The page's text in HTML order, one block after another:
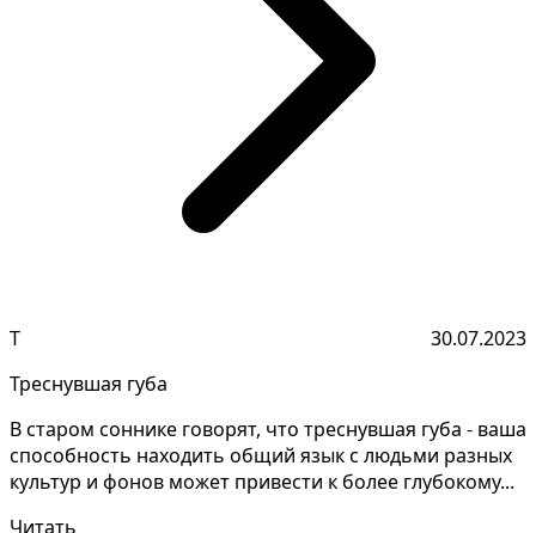
Т
30.07.2023
Треснувшая губа
В старом соннике говорят, что треснувшая губа - ваша
способность находить общий язык с людьми разных
культур и фонов может привести к более глубокому...
Читать